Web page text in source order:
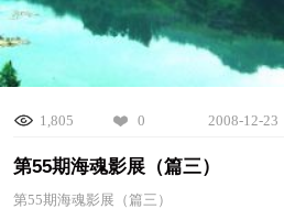
1,805 0 2008-12-23
第55期海魂影展（篇三）
第55期海魂影展（篇三）